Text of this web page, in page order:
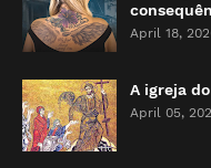
April 18,
A igreja
April 05,